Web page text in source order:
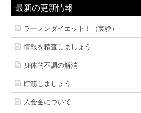
最新の更新情報
ラーメンダイエット！（実験）
情報を精査しましょう
身体的不調の解消
貯筋しましょう
入会金について